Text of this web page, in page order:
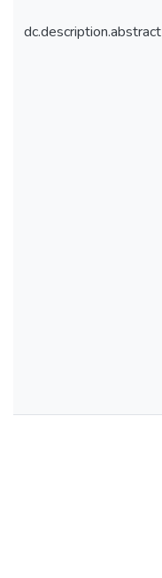
dc.description.abstract